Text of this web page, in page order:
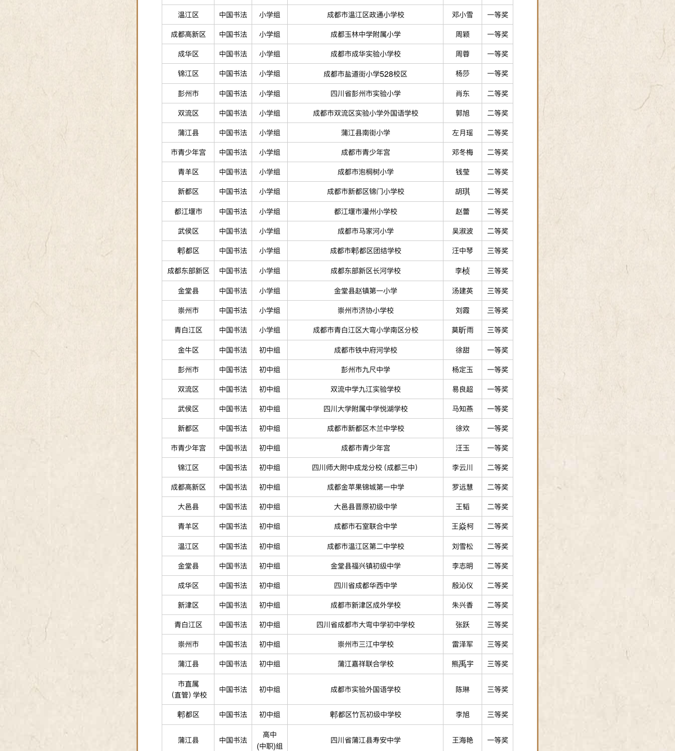
温江区 中国书法 小学组 成都市温江区政通小学校 邓小雪 一等奖
成都高新区 中国书法 小学组 成都玉林中学附属小学 周颖 一等奖
成华区 中国书法 小学组 成都市成华实验小学校 周蓉 一等奖
锦江区 中国书法 小学组 成都市盐道街小学528校区 杨莎 一等奖
彭州市 中国书法 小学组 四川省彭州市实验小学 肖东 二等奖
双流区 中国书法 小学组 成都市双流区实验小学外国语学校 郭旭 二等奖
蒲江县 中国书法 小学组 蒲江县南街小学 左月瑶 二等奖
市青少年宫 中国书法 小学组 成都市青少年宫 邓冬梅 二等奖
青羊区 中国书法 小学组 成都市泡桐树小学 钱莹 二等奖
新都区 中国书法 小学组 成都市新都区锦门小学校 胡琪 二等奖
都江堰市 中国书法 小学组 都江堰市灌州小学校 赵蕾 二等奖
武侯区 中国书法 小学组 成都市马家河小学 吴淑波 二等奖
郫都区 中国书法 小学组 成都市郫都区团结学校 汪中琴 三等奖
成都东部新区 中国书法 小学组 成都东部新区长河学校 李桢 三等奖
金堂县 中国书法 小学组 金堂县赵镇第一小学 汤建英 三等奖
崇州市 中国书法 小学组 崇州市济协小学校 刘霞 三等奖
青白江区 中国书法 小学组 成都市青白江区大弯小学南区分校 莫昕雨 三等奖
金牛区 中国书法 初中组 成都市铁中府河学校 徐甜 一等奖
彭州市 中国书法 初中组 彭州市九尺中学 杨定玉 一等奖
双流区 中国书法 初中组 双流中学九江实验学校 易良超 一等奖
武侯区 中国书法 初中组 四川大学附属中学悦湖学校 马知燕 一等奖
新都区 中国书法 初中组 成都市新都区木兰中学校 徐欢 一等奖
市青少年宫 中国书法 初中组 成都市青少年宫 汪玉 一等奖
锦江区 中国书法 初中组 四川师大附中成龙分校（成都三中） 李云川 二等奖
成都高新区 中国书法 初中组 成都金苹果锦城第一中学 罗远慧 二等奖
大邑县 中国书法 初中组 大邑县晋原初级中学 王韬 二等奖
青羊区 中国书法 初中组 成都市石室联合中学 王焱柯 二等奖
温江区 中国书法 初中组 成都市温江区第二中学校 刘雪松 二等奖
金堂县 中国书法 初中组 金堂县福兴镇初级中学 李志明 二等奖
成华区 中国书法 初中组 四川省成都华西中学 殷沁仪 二等奖
新津区 中国书法 初中组 成都市新津区成外学校 朱兴香 二等奖
青白江区 中国书法 初中组 四川省成都市大弯中学初中学校 张跃 三等奖
崇州市 中国书法 初中组 崇州市三江中学校 雷泽军 三等奖
蒲江县 中国书法 初中组 蒲江嘉祥联合学校 熊禹宇 三等奖
市直属
（直管）学校
中国书法 初中组 成都市实验外国语学校 陈琳 三等奖
郫都区 中国书法 初中组 郫都区竹瓦初级中学校 李旭 三等奖
蒲江县 中国书法
高中
(中职)组
四川省蒲江县寿安中学 王海艳 一等奖